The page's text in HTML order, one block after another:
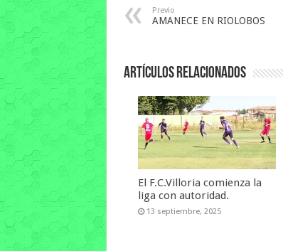
Previo
AMANECE EN RIOLOBOS
Artículos relacionados
El F.C.Villoria comienza la
liga con autoridad.
13 septiembre, 2025